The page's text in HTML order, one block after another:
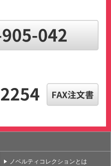
ノベルティコレクションとは